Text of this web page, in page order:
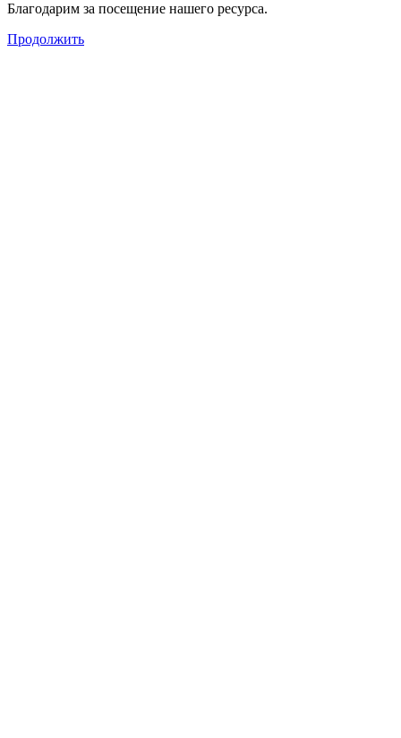
Благодарим за посещение нашего ресурса.
Продолжить